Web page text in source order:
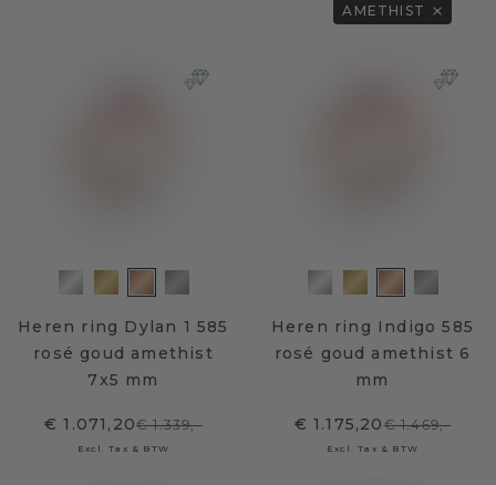
AMETHIST
Heren ring Dylan 1 585
rosé goud amethist
7x5 mm
€ 1.071,20€ 1.339,-
Excl. Tax & BTW
Heren ring Indigo 585
rosé goud amethist 6
mm
€ 1.175,20€ 1.469,-
Excl. Tax & BTW